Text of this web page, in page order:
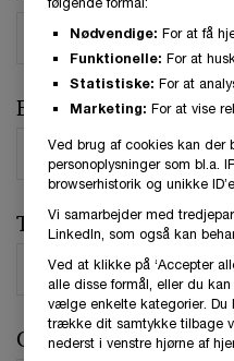
E-mail*
Telefonnummer
Organisation /
Nødvendige: For at få
Funktionelle: For at
Statistiske: For at
Marketing: For at vise
Ved brug af cookies kan der
personoplysninger som bl.a.
browserhistorik og unikke
Vi samarbejder med
LinkedIn, som også kan
Ved at klikke på ‘Accepter
alle disse formål, eller du
vælge enkelte kategorier.
trække dit samtykke tilbage
nederst i venstre hjørne af